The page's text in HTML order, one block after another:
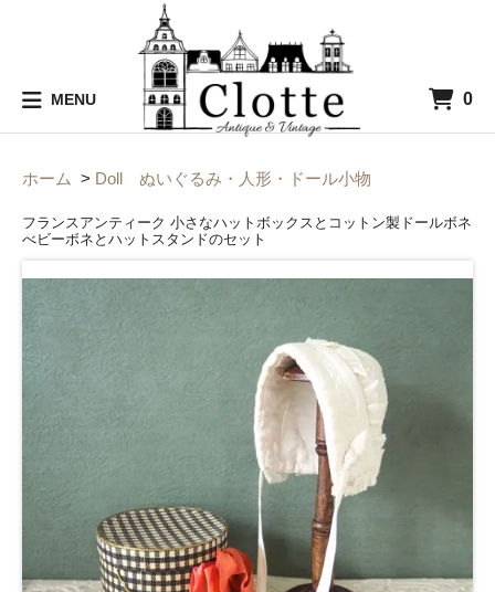
MENU 0
ホーム > Doll ぬいぐるみ・人形・ドール小物
フランスアンティーク 小さなハットボックスとコットン製ドールボネ
べビーボネとハットスタンドのセット